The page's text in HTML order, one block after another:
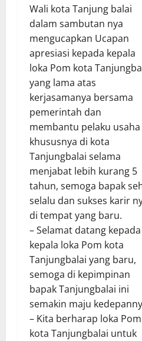
Wali kota Tanjung balai
dalam sambutan nya
mengucapkan Ucapan
apresiasi kepada kepala
loka Pom kota
yang lama atas
kerjasamanya bersama
pemerintah dan
membantu pelaku usaha
khususnya di kota
Tanjungbalai selama
menjabat lebih kurang 5
tahun, semoga bapak
selalu dan sukses karir
di tempat yang baru.
– Selamat datang kepada
kepala loka Pom kota
Tanjungbalai yang baru,
semoga di kepimpinan
bapak Tanjungbalai ini
semakin maju
– Kita berharap loka
kota Tanjungbalai untuk